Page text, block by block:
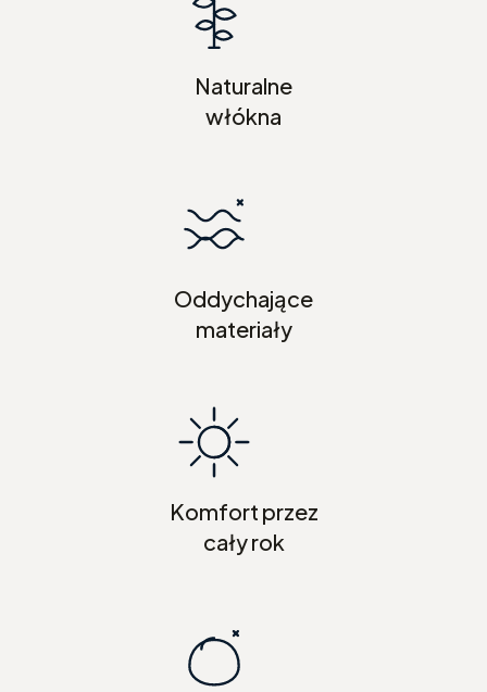
Naturalne
włókna
Oddychające
materiały
Komfort przez
cały rok